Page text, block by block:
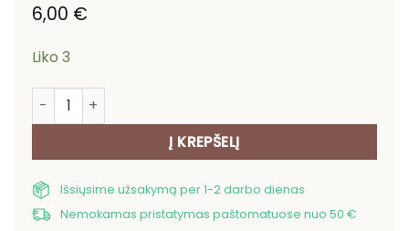
6,00 €
Liko 3
produkto kiekis: Virtuvinis rankšluostis Meškutis
Į KREPŠELĮ
Išsiųsime užsakymą per 1-2 darbo dienas
Nemokamas pristatymas paštomatuose nuo 50 €